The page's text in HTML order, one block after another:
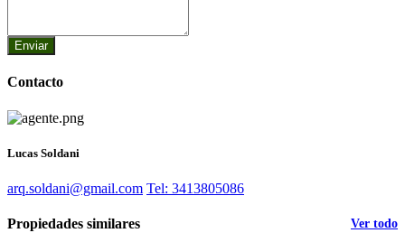
Enviar
Contacto
Lucas Soldani
arq.soldani@gmail.com Tel: 3413805086
Propiedades similares Ver todo